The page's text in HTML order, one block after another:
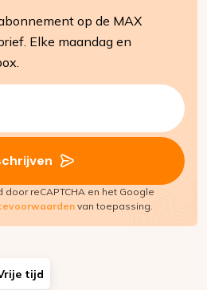
op de MAX
Elke maandag en
reCAPTCHA en het Google
van toepassing.
tijd